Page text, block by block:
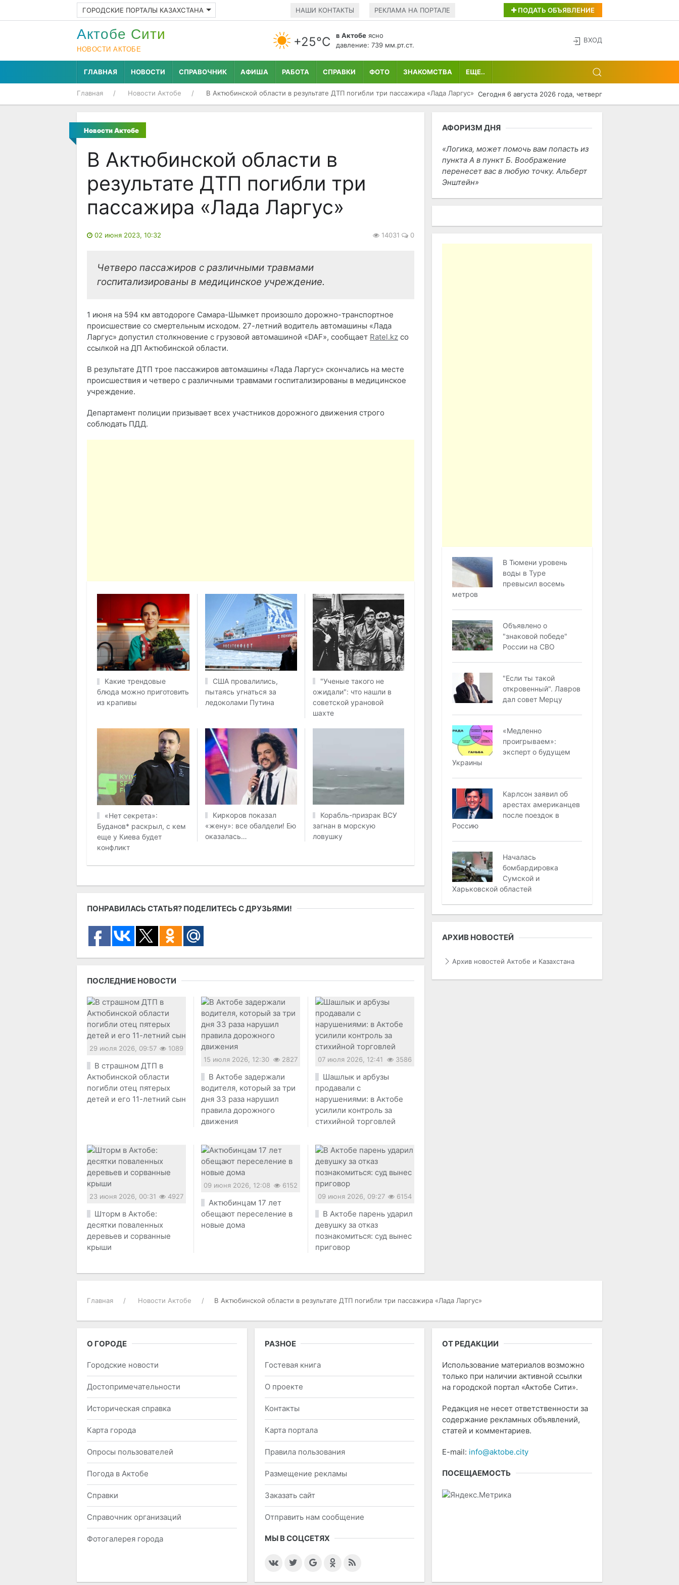
ГОРОДСКИЕ ПОРТАЛЫ КАЗАХСТАНА НАШИ КОНТАКТЫ РЕКЛАМА НА ПОРТАЛЕ ПОДАТЬ ОБЪЯВЛЕНИЕ
Актобе Cити
НОВОСТИ АКТОБЕ
+25°С в Актобе ясно
давление: 739 мм.рт.ст.
ВХОД
ГЛАВНАЯ НОВОСТИ СПРАВОЧНИК АФИША РАБОТА СПРАВКИ ФОТО ЗНАКОМСТВА ЕЩЕ..
Главная Новости Актобе В Актюбинской области в результате ДТП погибли три пассажира «Лада Ларгус» Сегодня 6 августа 2026 года, четверг
Новости Актобе
В Актюбинской области в
результате ДТП погибли три
пассажира «Лада Ларгус»
02 июня 2023, 10:32 14031 0
Четверо пассажиров с различными травмами
госпитализированы в медицинское учреждение.
1 июня на 594 км автодороге Самара-Шымкет произошло дорожно-транспортное
происшествие со смертельным исходом. 27-летний водитель автомашины «Лада
Ларгуc» допустил столкновение с грузовой автомашиной «DAF», сообщает Ratel.kz со
ссылкой на ДП Актюбинской области.
В результате ДТП трое пассажиров автомашины «Лада Ларгус» скончались на месте
происшествия и четверо с различными травмами госпитализированы в медицинское
учреждение.
Департамент полиции призывает всех участников дорожного движения строго
соблюдать ПДД.
Какие трендовые
блюда можно приготовить
из крапивы
США провалились,
пытаясь угнаться за
ледоколами Путина
"Ученые такого не
ожидали": что нашли в
советской урановой
шахте
«Нет секрета»:
Буданов* раскрыл, с кем
еще у Киева будет
конфликт
Киркоров показал
«жену»: все обалдели! Ею
оказалась…
Корабль-призрак ВСУ
загнан в морскую
ловушку
ПОНРАВИЛАСЬ СТАТЬЯ? ПОДЕЛИТЕСЬ С ДРУЗЬЯМИ!
ПОСЛЕДНИЕ НОВОСТИ
29 июля 2026, 09:57 1089
В страшном ДТП в
Актюбинской области
погибли отец пятерых
детей и его 11-летний сын
15 июля 2026, 12:30 2827
В Актобе задержали
водителя, который за три
дня 33 раза нарушил
правила дорожного
движения
07 июля 2026, 12:41 3586
Шашлык и арбузы
продавали с
нарушениями: в Актобе
усилили контроль за
стихийной торговлей
23 июня 2026, 00:31 4927
Шторм в Актобе:
десятки поваленных
деревьев и сорванные
крыши
09 июня 2026, 12:08 6152
Актюбинцам 17 лет
обещают переселение в
новые дома
09 июня 2026, 09:27 6154
В Актобе парень ударил
девушку за отказ
познакомиться: суд вынес
приговор
АФОРИЗМ ДНЯ
Логика, может помочь вам попасть из
пункта А в пункт Б. Воображение
перенесет вас в любую точку. Альберт
Энштейн
В Тюмени уровень
воды в Туре
превысил восемь
метров
Объявлено о
"знаковой победе"
России на СВО
"Если ты такой
откровенный". Лавров
дал совет Мерцу
«Медленно
проигрываем»:
эксперт о будущем
Украины
Карлсон заявил об
арестах американцев
после поездок в
Россию
Началась
бомбардировка
Сумской и
Харьковской областей
АРХИВ НОВОСТЕЙ
Архив новостей Актобе и Казахстана
Главная Новости Актобе В Актюбинской области в результате ДТП погибли три пассажира «Лада Ларгус»
О ГОРОДЕ
Городские новости
Достопримечательности
Историческая справка
Карта города
Опросы пользователей
Погода в Актобе
Справки
Справочник организаций
Фотогалерея города
РАЗНОЕ
Гостевая книга
О проекте
Контакты
Карта портала
Правила пользования
Размещение рекламы
Заказать сайт
Отправить нам сообщение
МЫ В СОЦСЕТЯХ
ОТ РЕДАКЦИИ
Использование материалов возможно
только при наличии активной ссылки
на городской портал «Актобе Сити».
Редакция не несет ответственности за
содержание рекламных объявлений,
статей и комментариев.
E-mail: info@aktobe.city
ПОСЕЩАЕМОСТЬ